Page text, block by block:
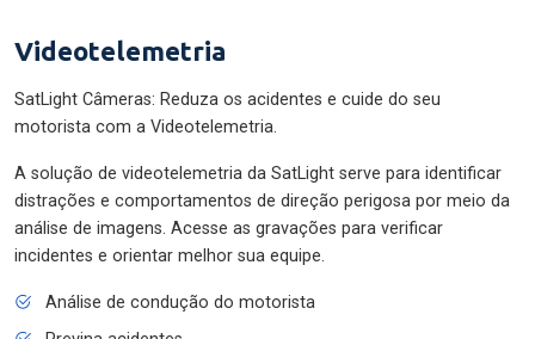
Videotelemetria
SatLight Câmeras: Reduza os acidentes e cuide do seu
motorista com a Videotelemetria.
A solução de videotelemetria da SatLight serve para identificar
distrações e comportamentos de direção perigosa por meio da
análise de imagens. Acesse as gravações para verificar
incidentes e orientar melhor sua equipe.
Análise de condução do motorista